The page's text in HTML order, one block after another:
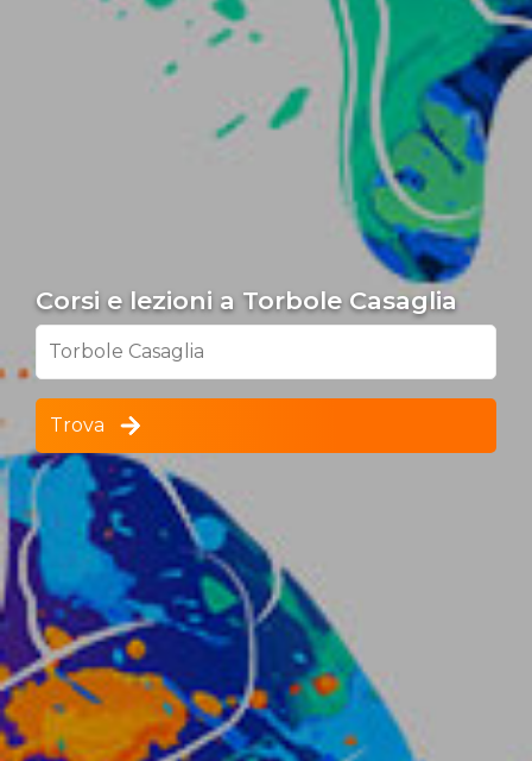
Corsi e lezioni a Torbole Casaglia
Torbole Casaglia
Trova